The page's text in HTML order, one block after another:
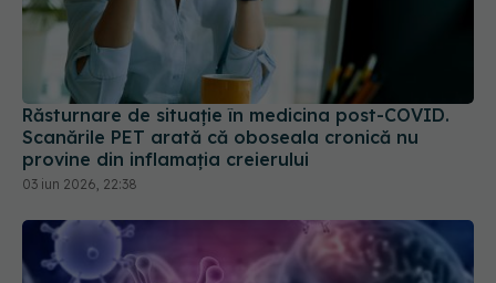
Răsturnare de situație în medicina post-COVID.
Scanările PET arată că oboseala cronică nu
provine din inflamația creierului
03 iun 2026, 22:38